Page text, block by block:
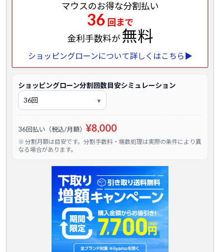
マウスのお得な分割払い
36 回まで
金利手数料が無料
ショッピングローンについて詳しくはこちら▶
ショッピングローン分割回数目安シミュレーション
36回払い（税込/月額） ¥8,000
※ 分割月額は目安です。分割手数料・端数処理は実際の条件により異
なる場合があります。